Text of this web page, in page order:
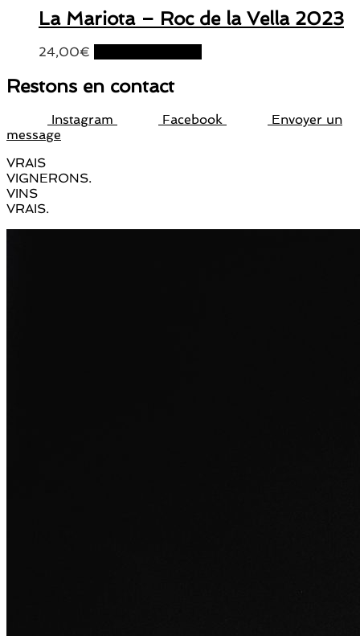
La Mariota – Roc de la Vella 2023
24,00€
Restons en contact
Instagram Facebook
Envoyer un
message
VRAIS
VIGNERONS.
VINS
VRAIS.